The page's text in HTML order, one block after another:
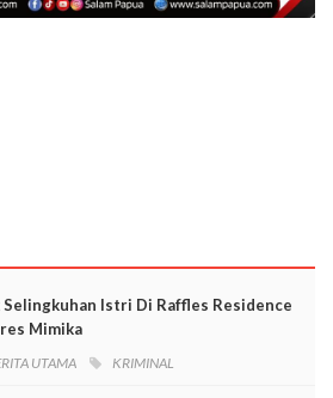
Istri Di Raffles Residence
Mimika
UTAMA KRIMINAL